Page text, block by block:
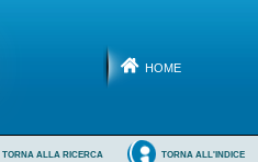
HOME
TORNA ALL'INDICE
TORNA ALLA RICERCA